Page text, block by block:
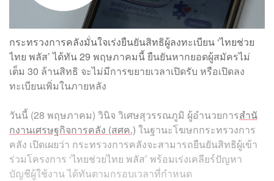
กระทรวงการคลังมั่นใจเร่งยืนยันสิทธิผู้ลงทะเบียน ‘ไทยช่วย
ไทย พลัส’ ได้ทัน 29 พฤษภาคมนี้ ยืนยันหากยอดผู้สมัครไม่
เต็ม 30 ล้านสิทธิ จะไม่มีการขยายเวลาเปิดรับ หรือเปิดลง
ทะเบียนเพิ่มในภายหลัง
วันนี้ (28 พฤษภาคม) วินิจ วิเศษสุวรรณภูมิ ผู้อำนวยการสำนั
กงานเศรษฐกิจการคลัง (สศค.) ในฐานะโฆษกกระทรวงการ
คลัง เปิดเผยว่า กระทรวงการคลังจะสามารถยืนยันสิทธิผู้เข้า
ร่วมโครงการ ‘ไทยช่วยไทย พลัส’ พร้อมเร่งเคลียร์ปัญหา
บัญชีผู้ใช้งาน ได้ทันตามกรอบเวลาที่กำหนด